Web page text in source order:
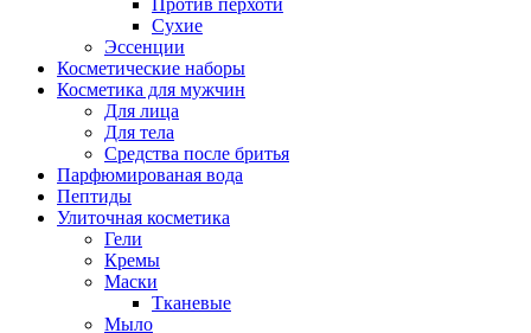
Против перхоти
Сухие
Эссенции
Косметические наборы
Косметика для мужчин
Для лица
Для тела
Средства после бритья
Парфюмированая вода
Пептиды
Улиточная косметика
Гели
Кремы
Маски
Тканевые
Мыло